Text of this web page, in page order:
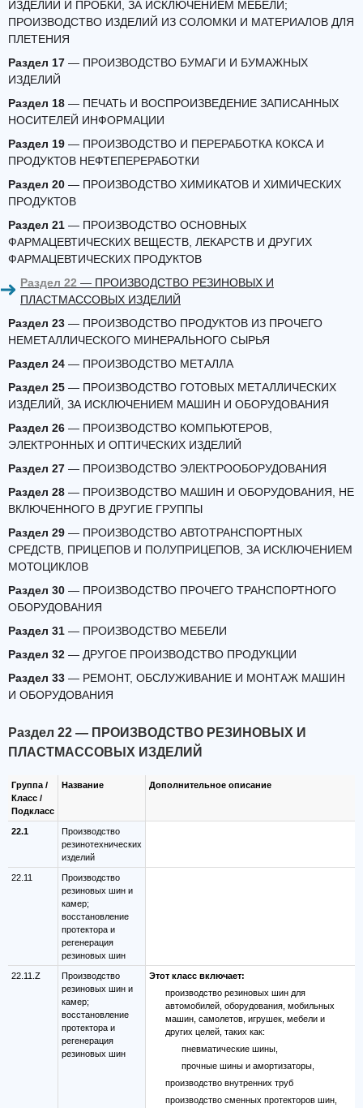
ИЗДЕЛИЙ И ПРОБКИ, ЗА ИСКЛЮЧЕНИЕМ МЕБЕЛИ;
ПРОИЗВОДСТВО ИЗДЕЛИЙ ИЗ СОЛОМКИ И МАТЕРИАЛОВ ДЛЯ
ПЛЕТЕНИЯ
Раздел 17 — ПРОИЗВОДСТВО БУМАГИ И БУМАЖНЫХ
ИЗДЕЛИЙ
Раздел 18 — ПЕЧАТЬ И ВОСПРОИЗВЕДЕНИЕ ЗАПИСАННЫХ
НОСИТЕЛЕЙ ИНФОРМАЦИИ
Раздел 19 — ПРОИЗВОДСТВО И ПЕРЕРАБОТКА КОКСА И
ПРОДУКТОВ НЕФТЕПЕРЕРАБОТКИ
Раздел 20 — ПРОИЗВОДСТВО ХИМИКАТОВ И ХИМИЧЕСКИХ
ПРОДУКТОВ
Раздел 21 — ПРОИЗВОДСТВО ОСНОВНЫХ
ФАРМАЦЕВТИЧЕСКИХ ВЕЩЕСТВ, ЛЕКАРСТВ И ДРУГИХ
ФАРМАЦЕВТИЧЕСКИХ ПРОДУКТОВ
Раздел 22 — ПРОИЗВОДСТВО РЕЗИНОВЫХ И
ПЛАСТМАССОВЫХ ИЗДЕЛИЙ
Раздел 23 — ПРОИЗВОДСТВО ПРОДУКТОВ ИЗ ПРОЧЕГО
НЕМЕТАЛЛИЧЕСКОГО МИНЕРАЛЬНОГО СЫРЬЯ
Раздел 24 — ПРОИЗВОДСТВО МЕТАЛЛА
Раздел 25 — ПРОИЗВОДСТВО ГОТОВЫХ МЕТАЛЛИЧЕСКИХ
ИЗДЕЛИЙ, ЗА ИСКЛЮЧЕНИЕМ МАШИН И ОБОРУДОВАНИЯ
Раздел 26 — ПРОИЗВОДСТВО КОМПЬЮТЕРОВ,
ЭЛЕКТРОННЫХ И ОПТИЧЕСКИХ ИЗДЕЛИЙ
Раздел 27 — ПРОИЗВОДСТВО ЭЛЕКТРООБОРУДОВАНИЯ
Раздел 28 — ПРОИЗВОДСТВО МАШИН И ОБОРУДОВАНИЯ, НЕ
ВКЛЮЧЕННОГО В ДРУГИЕ ГРУППЫ
Раздел 29 — ПРОИЗВОДСТВО АВТОТРАНСПОРТНЫХ
СРЕДСТВ, ПРИЦЕПОВ И ПОЛУПРИЦЕПОВ, ЗА ИСКЛЮЧЕНИЕМ
МОТОЦИКЛОВ
Раздел 30 — ПРОИЗВОДСТВО ПРОЧЕГО ТРАНСПОРТНОГО
ОБОРУДОВАНИЯ
Раздел 31 — ПРОИЗВОДСТВО МЕБЕЛИ
Раздел 32 — ДРУГОЕ ПРОИЗВОДСТВО ПРОДУКЦИИ
Раздел 33 — РЕМОНТ, ОБСЛУЖИВАНИЕ И МОНТАЖ МАШИН
И ОБОРУДОВАНИЯ
Раздел 22 — ПРОИЗВОДСТВО РЕЗИНОВЫХ И
ПЛАСТМАССОВЫХ ИЗДЕЛИЙ
Группа /
Класс /
Подкласс
Название Дополнительное описание
22.1
Производство
резинотехнических
изделий
22.11
Производство
резиновых шин и
камер;
восстановление
протектора и
регенерация
резиновых шин
22.11.Z
Производство
резиновых шин и
камер;
восстановление
протектора и
регенерация
резиновых шин
Этот класс включает:
производство резиновых шин для
автомобилей, оборудования, мобильных
машин, самолетов, игрушек, мебели и
других целей, таких как:
пневматические шины,
прочные шины и амортизаторы,
производство внутренних труб
производство сменных протекторов шин,